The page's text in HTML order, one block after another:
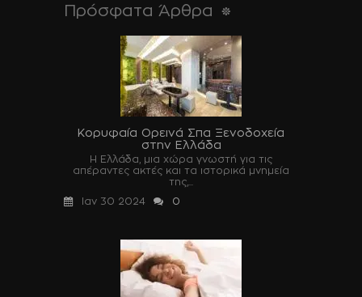
Πρόσφατα Άρθρα
Κορυφαία Ορεινά Σπα Ξενοδοχεία
στην Ελλάδα
Η Ελλάδα, μια χώρα γνωστή για τις
απέραντες ακτές και τα ιστορικά μνημεία
της,...
Ιαν 30 2024
0